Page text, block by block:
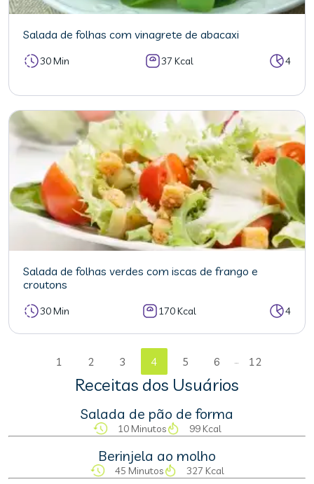
Salada de folhas com vinagrete de abacaxi
30 Min 37 Kcal 4
Salada de folhas verdes com iscas de frango e
croutons
30 Min 170 Kcal 4
1 2 3 4 5 6 ... 12
Receitas dos Usuários
Salada de pão de forma
10 Minutos 99 Kcal
Berinjela ao molho
45 Minutos 327 Kcal